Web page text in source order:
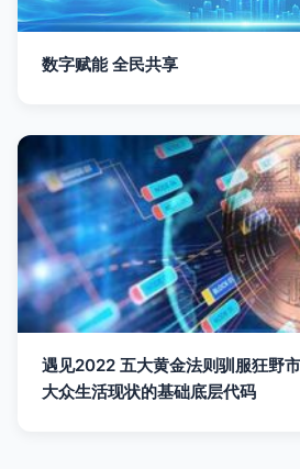
数字赋能 全民共享
遇见2022 五大黄金法则驯服狂野
大众生活现状的基础底层代码